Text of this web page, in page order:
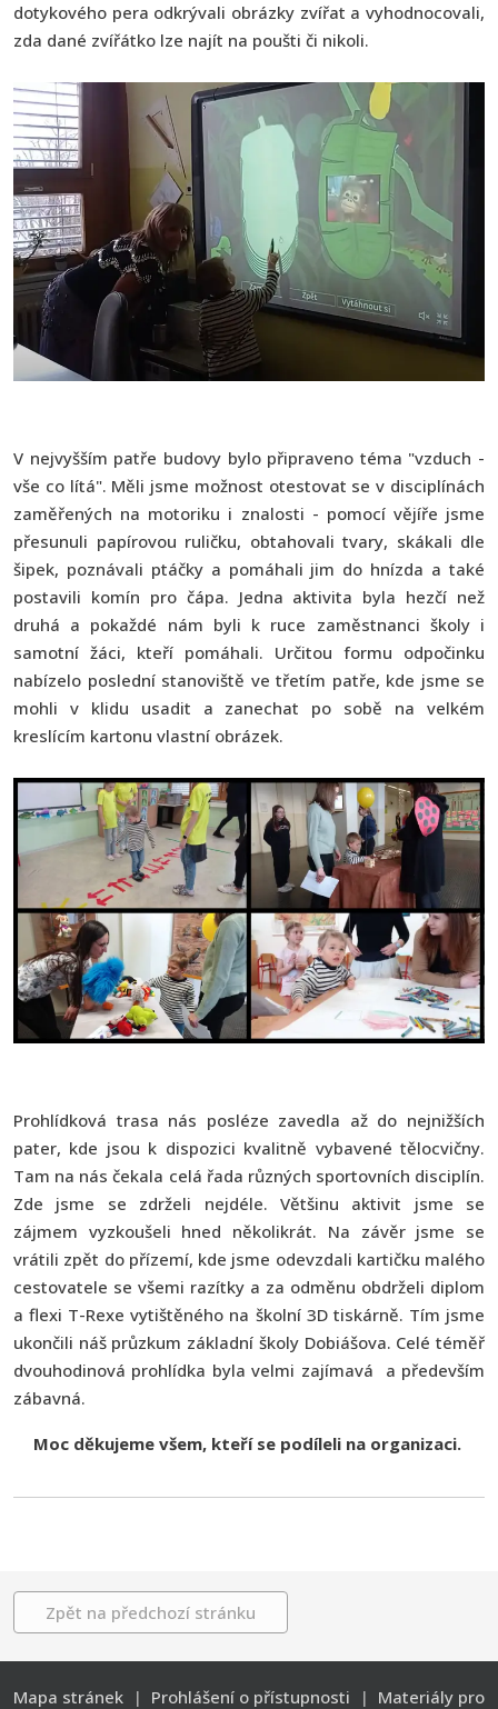
dotykového pera odkrývali obrázky zvířat a vyhodnocovali,
zda dané zvířátko lze najít na poušti či nikoli.
V nejvyšším patře budovy bylo připraveno téma "vzduch -
vše co lítá". Měli jsme možnost otestovat se v disciplínách
zaměřených na motoriku i znalosti - pomocí vějíře jsme
přesunuli papírovou ruličku, obtahovali tvary, skákali dle
šipek, poznávali ptáčky a pomáhali jim do hnízda a také
postavili komín pro čápa. Jedna aktivita byla hezčí než
druhá a pokaždé nám byli k ruce zaměstnanci školy i
samotní žáci, kteří pomáhali. Určitou formu odpočinku
nabízelo poslední stanoviště ve třetím patře, kde jsme se
mohli v klidu usadit a zanechat po sobě na velkém
kreslícím kartonu vlastní obrázek.
Prohlídková trasa nás posléze zavedla až do nejnižších
pater, kde jsou k dispozici kvalitně vybavené tělocvičny.
Tam na nás čekala celá řada různých sportovních disciplín.
Zde jsme se zdrželi nejdéle. Většinu aktivit jsme se
zájmem vyzkoušeli hned několikrát. Na závěr jsme se
vrátili zpět do přízemí, kde jsme odevzdali kartičku malého
cestovatele se všemi razítky a za odměnu obdrželi diplom
a flexi T-Rexe vytištěného na školní 3D tiskárně. Tím jsme
ukončili náš průzkum základní školy Dobiášova. Celé téměř
dvouhodinová prohlídka byla velmi zajímavá a především
zábavná.
Moc děkujeme všem, kteří se podíleli na organizaci.
Zpět na předchozí stránku
Mapa stránek | Prohlášení o přístupnosti | Materiály pro